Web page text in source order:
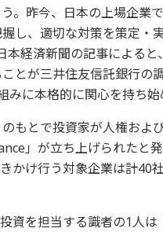
。昨今、日本の上場企業
し、適切な対策を策定・
経済新聞の記事による
とが三井住友信託銀行の
に本格的に関心を持ち始
もとで投資家が人権およ
」が立ち上げられたと
かけ行う対象企業は計40
資を担当する識者の1人